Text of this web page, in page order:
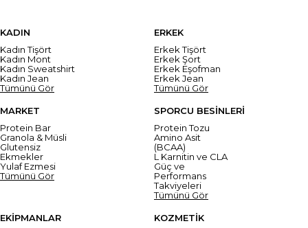
KADIN
Kadın Tişört
Kadın Mont
Kadın Sweatshirt
Kadın Jean
Tümünü Gör
ERKEK
Erkek Tişört
Erkek Şort
Erkek Eşofman
Erkek Jean
Tümünü Gör
MARKET
Protein Bar
Granola & Müsli
Glutensiz
Ekmekler
Yulaf Ezmesi
Tümünü Gör
SPORCU BESİNLERİ
Protein Tozu
Amino Asit
(BCAA)
L Karnitin ve CLA
Güç ve
Performans
Takviyeleri
Tümünü Gör
EKİPMANLAR
KOZMETİK